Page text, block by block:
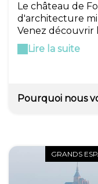
Le château de
d'architecture
Venez découvrir
forteresse
Duché de
de la partie
Duché de
Cette
voisins et
bretonnes. Au
aux rois
Lire la suite
Pourquoi nous
GRANDS